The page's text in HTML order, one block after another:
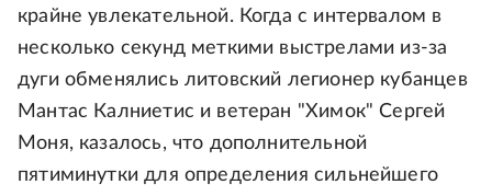
крайне увлекательной. Когда с интервалом в
несколько секунд меткими выстрелами из-за
дуги обменялись литовский легионер кубанцев
Мантас Калниетис и ветеран "Химок" Сергей
Моня, казалось, что дополнительной
пятиминутки для определения сильнейшего